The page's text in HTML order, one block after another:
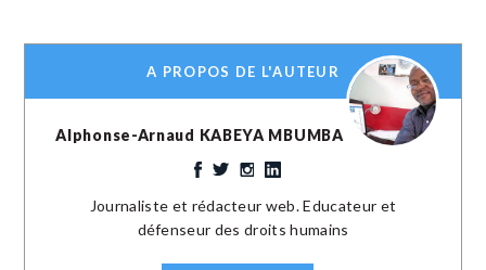
A PROPOS DE L'AUTEUR
Alphonse-Arnaud KABEYA MBUMBA
Journaliste et rédacteur web. Educateur et
défenseur des droits humains